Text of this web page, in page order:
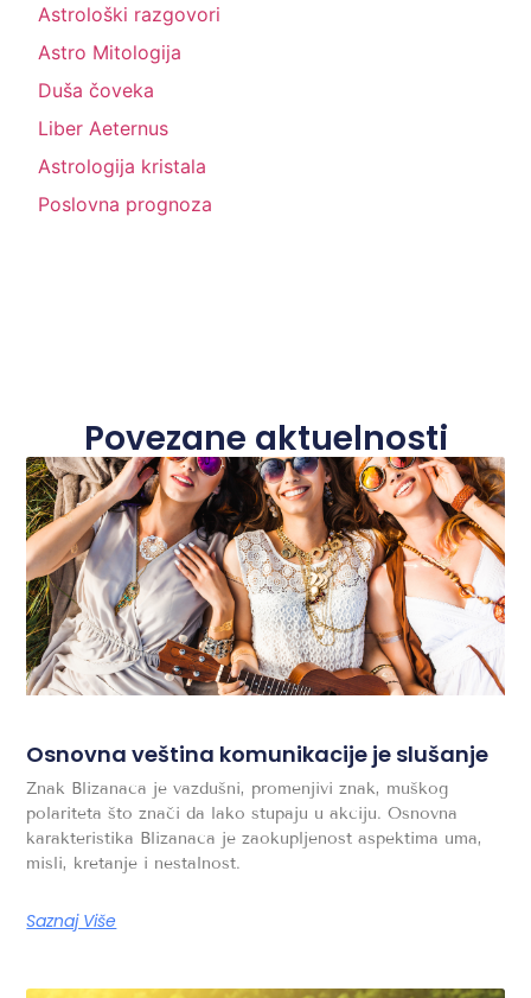
Astrološki razgovori
Astro Mitologija
Duša čoveka
Liber Aeternus
Astrologija kristala
Poslovna prognoza
Povezane aktuelnosti
Osnovna veština komunikacije je slušanje
Znak Blizanaca je vazdušni, promenjivi znak, muškog
polariteta što znači da lako stupaju u akciju. Osnovna
karakteristika Blizanaca je zaokupljenost aspektima uma,
misli, kretanje i nestalnost.
Saznaj Više